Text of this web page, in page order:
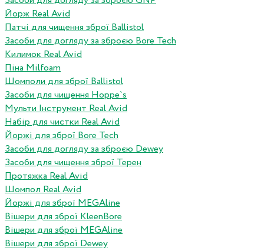
Йорж Real Avid
Патчі для чищення зброї Ballistol
Засоби для догляду за зброєю Bore Tech
Килимок Real Avid
Піна Milfoam
Шомполи для зброї Ballistol
Засоби для чищення Hoppe`s
Мульти Інструмент Real Avid
Набір для чистки Real Avid
Йоржі для зброї Bore Tech
Засоби для догляду за зброєю Dewey
Засоби для чищення зброї Терен
Протяжка Real Avid
Шомпол Real Avid
Йоржі для зброї MEGAline
Вішери для зброї KleenBore
Вішери для зброї MEGAline
Вішери для зброї Dewey